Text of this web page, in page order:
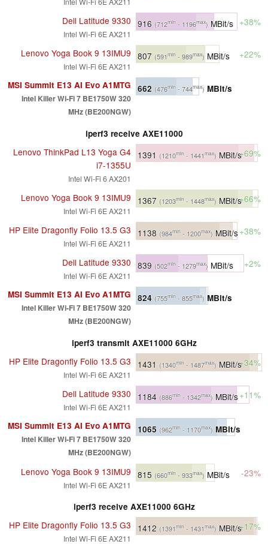
Dell Latitude 9330
Intel Wi-Fi 6E AX211
916 (712min - 1196max)MBit/s +38%
Lenovo Yoga Book 9 13IMU9
Intel Wi-Fi 6E AX211
807 (591min - 989max) MBit/s +22%
MSI Summit E13 AI Evo A1MTG
Intel Killer Wi-Fi 7 BE1750W 320
MHz (BE200NGW)
662 (476min- 744max) MBit/s
iperf3 receive AXE11000
Lenovo ThinkPad L13 Yoga G4
i7-1355U
Intel Wi-Fi 6 AX201
1391 (1210min - 1441max) MBit/s+69%
Lenovo Yoga Book 9 13IMU9
Intel Wi-Fi 6E AX211
1367 (1203min - 1448max) MBit/s+66%
HP Elite Dragonfly Folio 13.5 G3
Intel Wi-Fi 6E AX211
1138 (984min - 1200max) MBit/s+38%
Dell Latitude 9330
Intel Wi-Fi 6E AX211
839 (502min - 1279max) MBit/s +2%
MSI Summit E13 AI Evo A1MTG
Intel Killer Wi-Fi 7 BE1750W 320
MHz (BE200NGW)
824 (755min - 855max)MBit/s
iperf3 transmit AXE11000 6GHz
HP Elite Dragonfly Folio 13.5 G3
Intel Wi-Fi 6E AX211
1431 (1340min - 1487max) MBit/s+34%
Dell Latitude 9330
Intel Wi-Fi 6E AX211
1184 (886min - 1342max)MBit/s+11%
MSI Summit E13 AI Evo A1MTG
Intel Killer Wi-Fi 7 BE1750W 320
MHz (BE200NGW)
1065 (962min - 1170max) MBit/s
Lenovo Yoga Book 9 13IMU9
Intel Wi-Fi 6E AX211
815 (660min - 933max)MBit/s -23%
iperf3 receive AXE11000 6GHz
HP Elite Dragonfly Folio 13.5 G3
Intel Wi-Fi 6E AX211
1412 (1391min - 1431max) MBit/s+17%